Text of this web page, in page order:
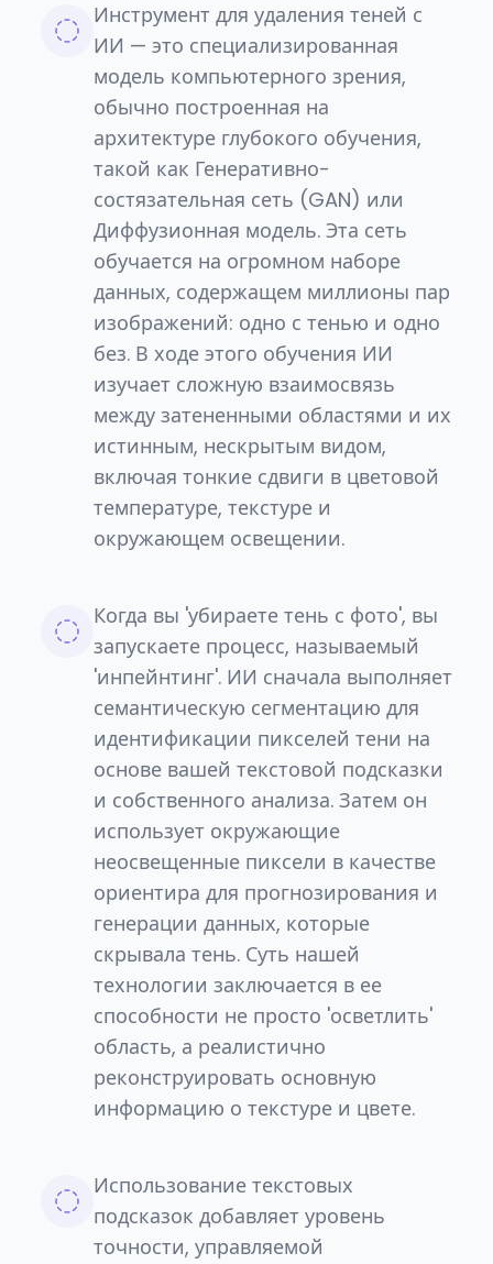
Инструмент для удаления теней с
ИИ — это специализированная
модель компьютерного зрения,
обычно построенная на
архитектуре глубокого обучения,
такой как Генеративно-
состязательная сеть (GAN) или
Диффузионная модель. Эта сеть
обучается на огромном наборе
данных, содержащем миллионы пар
изображений: одно с тенью и одно
без. В ходе этого обучения ИИ
изучает сложную взаимосвязь
между затененными областями и их
истинным, нескрытым видом,
включая тонкие сдвиги в цветовой
температуре, текстуре и
окружающем освещении.
Когда вы 'убираете тень с фото', вы
запускаете процесс, называемый
'инпейнтинг'. ИИ сначала выполняет
семантическую сегментацию для
идентификации пикселей тени на
основе вашей текстовой подсказки
и собственного анализа. Затем он
использует окружающие
неосвещенные пиксели в качестве
ориентира для прогнозирования и
генерации данных, которые
скрывала тень. Суть нашей
технологии заключается в ее
способности не просто 'осветлить'
область, а реалистично
реконструировать основную
информацию о текстуре и цвете.
Использование текстовых
подсказок добавляет уровень
точности, управляемой